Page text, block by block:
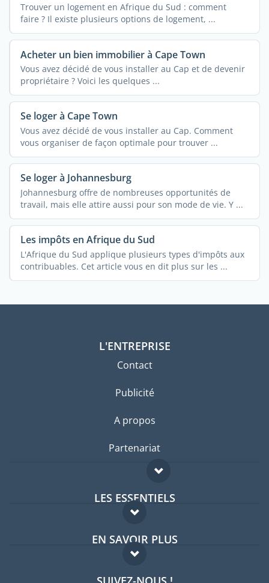
Trouver un logement en Afrique du Sud : comment
faire ? Il existe plusieurs options de logement, ...
Acheter un bien immobilier à Cape Town
Vous avez décidé de vous installer au Cap et de devenir
propriétaire ? Voici les quelques ...
Se loger à Cape Town
Vous avez décidé de vous installer au Cap. Comment
vous organiser de façon optimale pour trouver ...
Se loger à Johannesburg
Johannesburg offre de nombreuses opportunités de
travail, mais elle attire aussi pour son mode de vie. Y ...
Les impôts en Afrique du Sud
L'Afrique du Sud applique plusieurs types d'impôts aux
contribuables. Cet article vous en dit plus sur les ...
L'ENTREPRISE
Contact
Publicité
A propos
Partenariat
LES ESSENTIELS
Forum expatriés
Guides pays
EN SAVOIR PLUS
FAQ